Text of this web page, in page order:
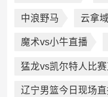
中浪野马 云拿
魔术vs小牛直播
猛龙vs凯尔特人比
辽宁男篮今日现场直